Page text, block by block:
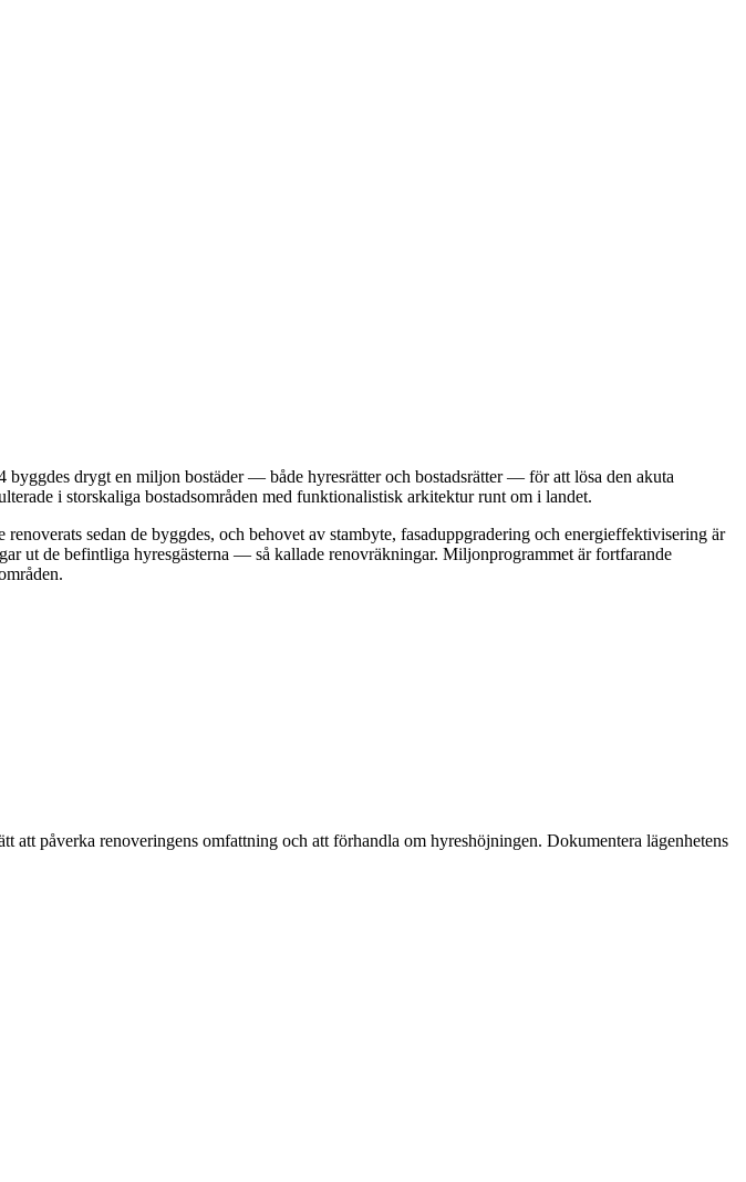
drygt en miljon bostäder — både hyresrätter och bostadsrätter — för att lösa den akuta
i storskaliga bostadsområden med funktionalistisk arkitektur runt om i landet.
sedan de byggdes, och behovet av stambyte, fasaduppgradering och energieffektivisering är
ut de befintliga hyresgästerna — så kallade renovräkningar. Miljonprogrammet är fortfarande
påverka renoveringens omfattning och att förhandla om hyreshöjningen. Dokumentera lägenhetens